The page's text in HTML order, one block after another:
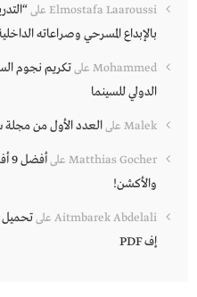
Elmostafa Laaroussi على
بالإبداع المسرحي وصراعاته
Mohammed علىتكريم نجوم
الدولي للسينما
Malek علىالعدد الأول من مجلة
Matthias Gocher على
والأكشن!
Aitmbarek Abdelali على
إف PDF